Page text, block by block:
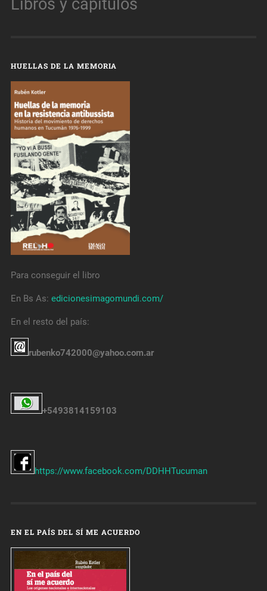
Libros y capítulos
HUELLAS DE LA MEMORIA
Para conseguir el libro
En Bs As: edicionesimagomundi.com/
En el resto del país:
rubenko742000@yahoo.com.ar
+5493814159103
https://www.facebook.com/DDHHTucuman
EN EL PAÍS DEL SÍ ME ACUERDO